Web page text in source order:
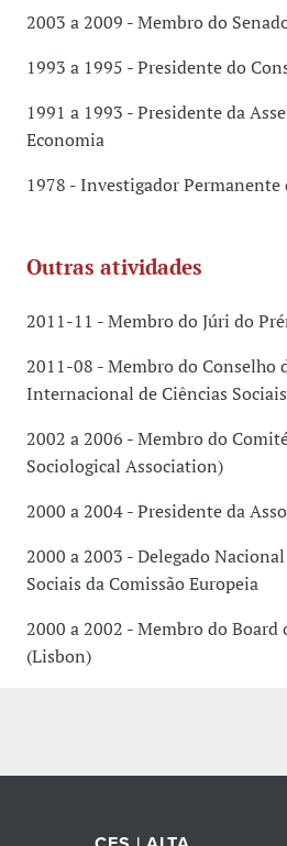
2003 a 2009 - Membro do
1993 a 1995 - Presidente do
1991 a 1993 - Presidente da
Economia
1978 - Investigador Permanente
Outras atividades
2011-11 - Membro do Júri do
2011-08 - Membro do Conselho
Internacional de Ciências
2002 a 2006 - Membro do
Sociological Association)
2000 a 2004 - Presidente da
2000 a 2003 - Delegado
Sociais da Comissão Europeia
2000 a 2002 - Membro do
(Lisbon)